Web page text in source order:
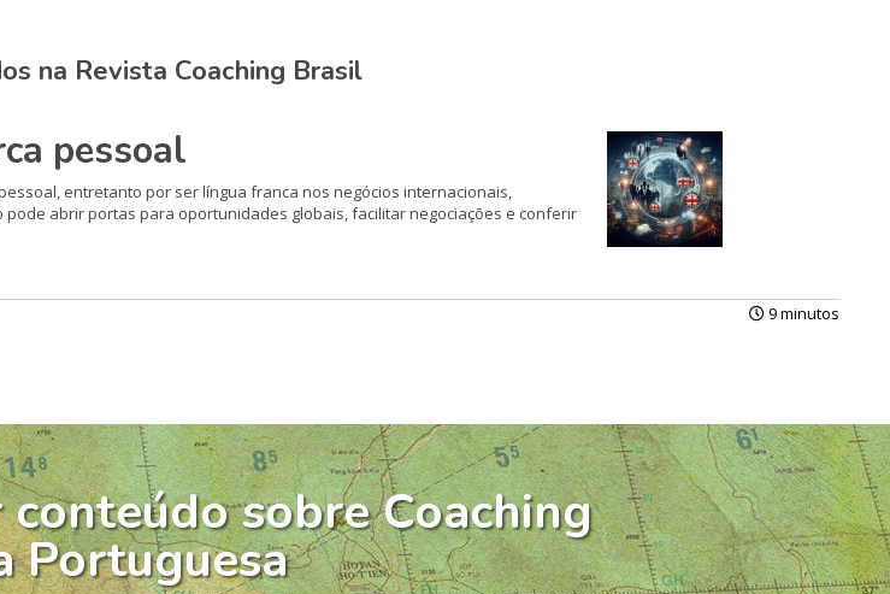
na Revista Coaching Brasil
pessoal
entretanto por ser língua franca nos negócios internacionais,
abrir portas para oportunidades globais, facilitar negociações e conferir
9 minutos
sobre Coaching
Portuguesa